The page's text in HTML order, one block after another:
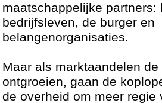
maatschappelijke partners:
bedrijfsleven, de burger en
belangenorganisaties.
Maar als marktaandelen
ontgroeien, gaan de
de overheid om meer regie